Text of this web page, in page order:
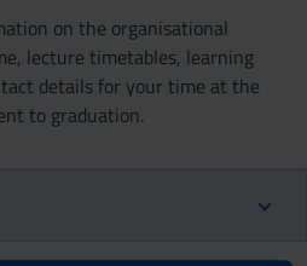
on the organisational
lecture timetables, learning
details for your time at the
to graduation.